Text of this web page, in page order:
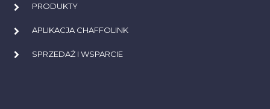
PRODUKTY
APLIKACJA CHAFFOLINK
SPRZEDAŻ I WSPARCIE